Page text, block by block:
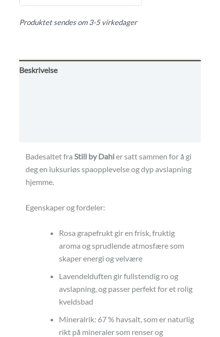
0
Produktet sendes om 3-5 virkedager
Beskrivelse
Badesaltet fra Still by Dahler satt sammen for å gi
deg en luksuriøs spaopplevelse og dyp avslapning
hjemme.
Egenskaper og fordeler:
Rosa grapefrukt gir en frisk, fruktig
aroma og sprudlende atmosfære som
skaper energi og velvære
Lavendelduften gir fullstendig ro og
avslapning, og passer perfekt for et rolig
kveldsbad
Mineralrik: 67 % havsalt, som er naturlig
rikt på mineraler som renser og